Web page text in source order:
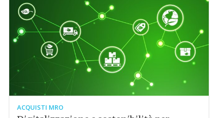
ACQUISTI MRO